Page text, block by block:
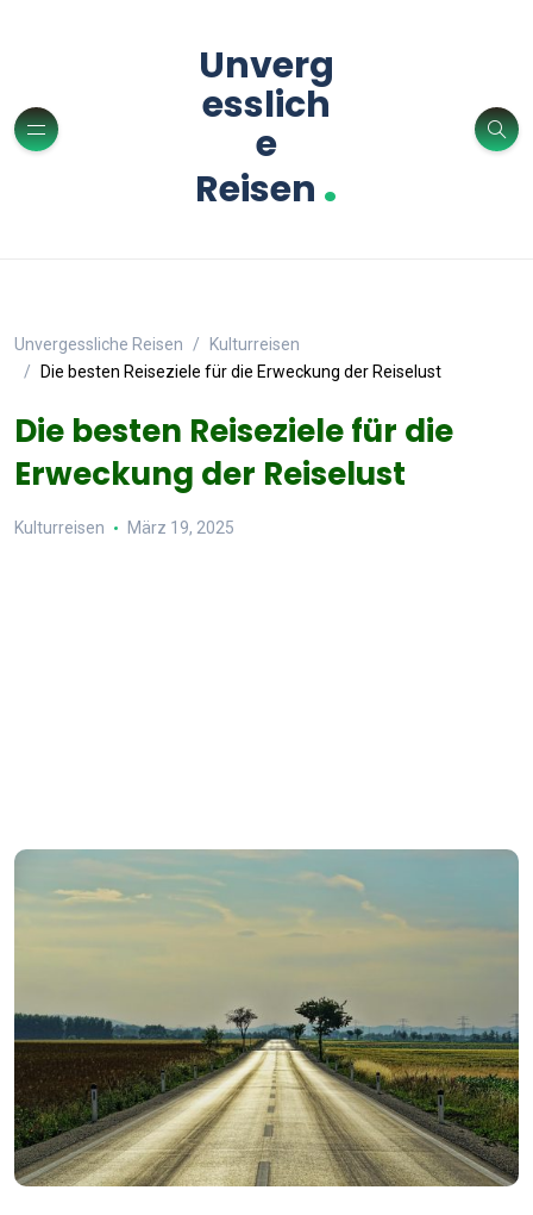
Unverg
esslich
e
Reisen .
Unvergessliche Reisen
Kulturreisen
Die besten Reiseziele für die Erweckung der Reiselust
Die besten Reiseziele für die
Erweckung der Reiselust
Kulturreisen März 19, 2025